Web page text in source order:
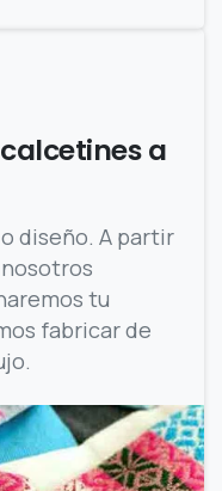
a
diseño. A partir
tu
fabricar de